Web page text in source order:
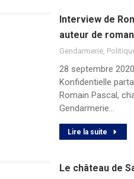
Interview de
auteur de
Gendarmerie,
28 septembre
Konfidentielle
Romain Pascal,
Gendarmerie…
Lire la suite
Le château de